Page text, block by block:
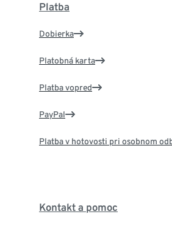
Platba
Dobierka
Platobná karta
Platba vopred
PayPal
Platba v hotovosti pri osobnom
Kontakt a pomoc